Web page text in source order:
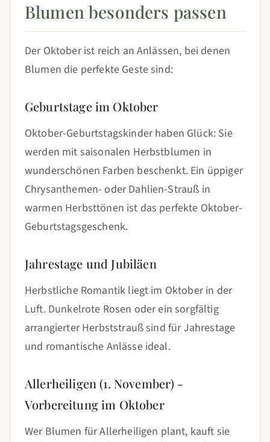
Blumen besonders passen
Der Oktober ist reich an Anlässen, bei denen
Blumen die perfekte Geste sind:
Geburtstage im Oktober
Oktober-Geburtstagskinder haben Glück: Sie
werden mit saisonalen Herbstblumen in
wunderschönen Farben beschenkt. Ein üppiger
Chrysanthemen- oder Dahlien-Strauß in
warmen Herbsttönen ist das perfekte Oktober-
Geburtstagsgeschenk.
Jahrestage und Jubiläen
Herbstliche Romantik liegt im Oktober in der
Luft. Dunkelrote Rosen oder ein sorgfältig
arrangierter Herbststrauß sind für Jahrestage
und romantische Anlässe ideal.
Allerheiligen (1. November) -
Vorbereitung im Oktober
Wer Blumen für Allerheiligen plant, kauft sie